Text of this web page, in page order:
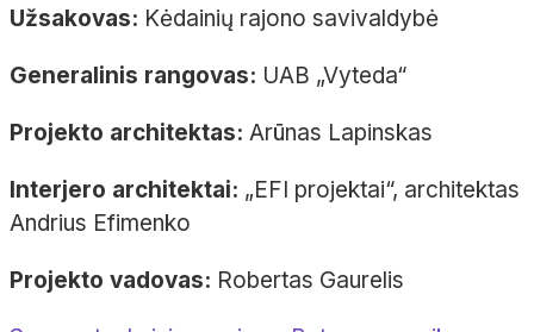
Užsakovas: Kėdainių rajono savivaldybė
Generalinis rangovas: UAB „Vyteda“
Projekto architektas: Arūnas Lapinskas
Interjero architektai: „EFI projektai“, architektas
Andrius Efimenko
Projekto vadovas: Robertas Gaurelis